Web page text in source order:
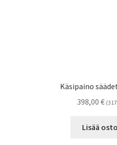
Käsipaino
398,00 € (
Lisää